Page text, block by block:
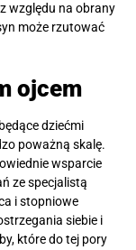
względu na obrany
może rzutować
ojcem
dziećmi
poważną skalę.
wsparcie
ze specjalistą
i stopniowe
siebie i
które do tej pory